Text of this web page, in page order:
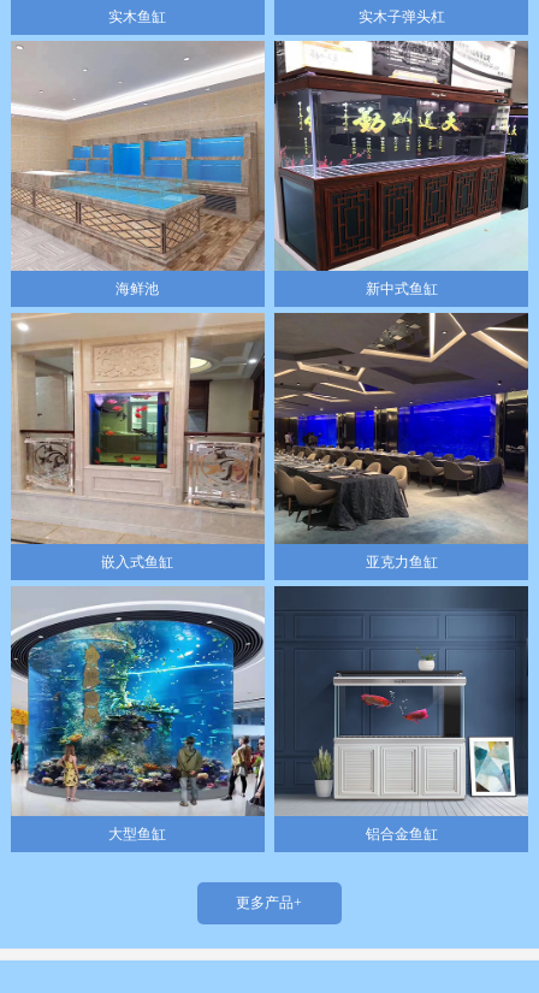
实木鱼缸 实木子弹头杠
海鲜池 新中式鱼缸
嵌入式鱼缸 亚克力鱼缸
大型鱼缸 铝合金鱼缸
更多产品+